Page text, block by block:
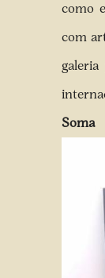
como
com
Soma